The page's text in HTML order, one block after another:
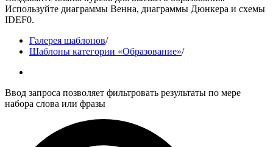
Используйте диаграммы Венна, диаграммы Дюнкера и схемы
IDEF0.
Галерея шаблонов/
Шаблоны категории «Образование»/
Ввод запроса позволяет фильтровать результаты по мере
набора слова или фразы